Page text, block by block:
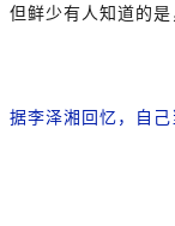
但鲜少有人知道的
据李泽湘回忆，自